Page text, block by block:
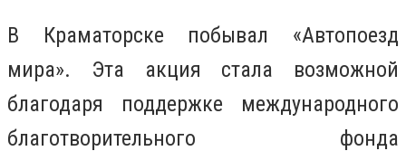
В Краматорске побывал «Автопоезд
мира». Эта акция стала возможной
благодаря поддержке международного
благотворительного фонда